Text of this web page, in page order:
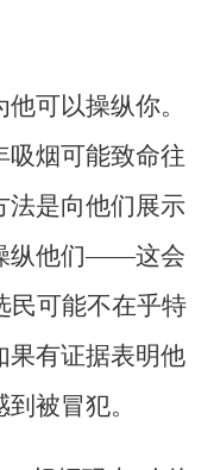
可以操纵你。
吸烟可能致命往
法是向他们展示
纵他们——这会
民可能不在乎特
果有证据表明他
被冒犯。